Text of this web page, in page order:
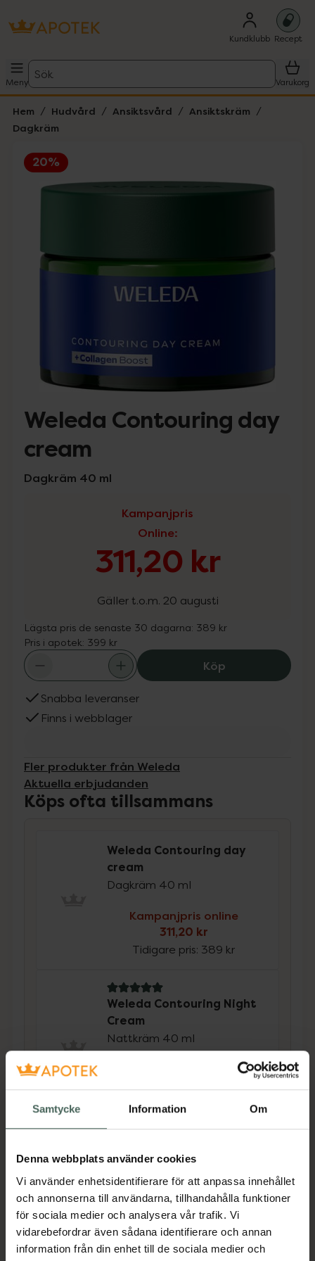
Samtycke Information Om
Denna webbplats använder cookies
Vi använder enhetsidentifierare för att anpassa innehållet
och annonserna till användarna, tillhandahålla funktioner
för sociala medier och analysera vår trafik. Vi
vidarebefordrar även sådana identifierare och annan
information från din enhet till de sociala medier och
Kundklubb Recept
Meny
Sök
Varukorg
Hem Hudvård Ansiktsvård
Ansiktskräm
Dagkräm
20%
Weleda Contouring day
cream
Dagkräm 40 ml
Kampanjpris
Online:
311,20 kr
Gäller t.o.m. 20 augusti
Lägsta pris de senaste 30 dagarna: 389 kr
Pris i apotek: 399 kr
KöpWeleda
Snabba leveranser
Finns i webblager
Fler produkter från Weleda
Aktuella erbjudanden
Köps ofta tillsammans
Weleda Contouring day
cream
Dagkräm 40 ml
Kampanjpris online
311,20 kr
Tidigare pris: 389 kr
5 av 5 i omdöme
Weleda Contouring Night
Cream
Nattkräm 40 ml
Kampanjpris online
Tidigare pris:
Köp båda för:646,40 kr
Köp båda
Beskrivning
Den här högeffektiva dagkrämen är specifikt